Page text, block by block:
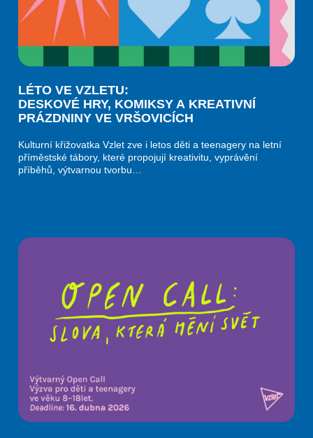
LÉTO VE VZLETU:
DESKOVÉ HRY, KOMIKSY A KREATIVNÍ
PRÁZDNINY VE VRŠOVICÍCH
Kulturní křižovatka Vzlet zve i letos děti a teenagery na letní
příměstské tábory, které propojují kreativitu, vyprávění
příběhů, výtvarnou tvorbu…